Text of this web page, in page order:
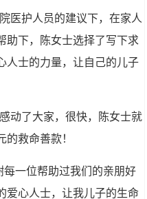
医护人员的建议下，在家人
助下，陈女士选择了写下求
人士的力量，让自己的儿子
动了大家，很快，陈女士就
的救命善款！
每一位帮助过我们的亲朋好
爱心人士，让我儿子的生命